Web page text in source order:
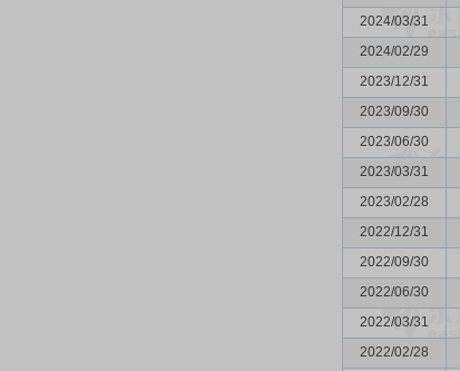
2024/03/31
2024/02/29
2023/12/31
2023/09/30
2023/06/30
2023/03/31
2023/02/28
2022/12/31
2022/09/30
2022/06/30
2022/03/31
2022/02/28